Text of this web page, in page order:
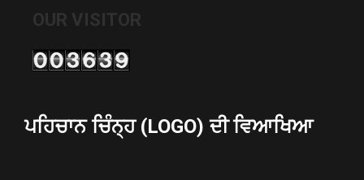
OUR VISITOR
ਪਹਿਚਾਨ ਚਿੰਨ੍ਹ (LOGO) ਦੀ ਵਿਆਖਿਆ